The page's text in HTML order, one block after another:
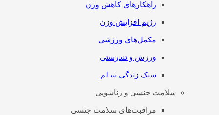
راهکارهای کاهش وزن
رژیم افزایش وزن
مکمل‌های ورزشی
ورزش و تندرستی
سبک زندگی سالم
سلامت جنسی و زناشویی
مراقبت‌های سلامت جنسی